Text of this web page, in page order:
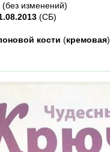
. (без изменений)
(СБ)
кости (кремовая)